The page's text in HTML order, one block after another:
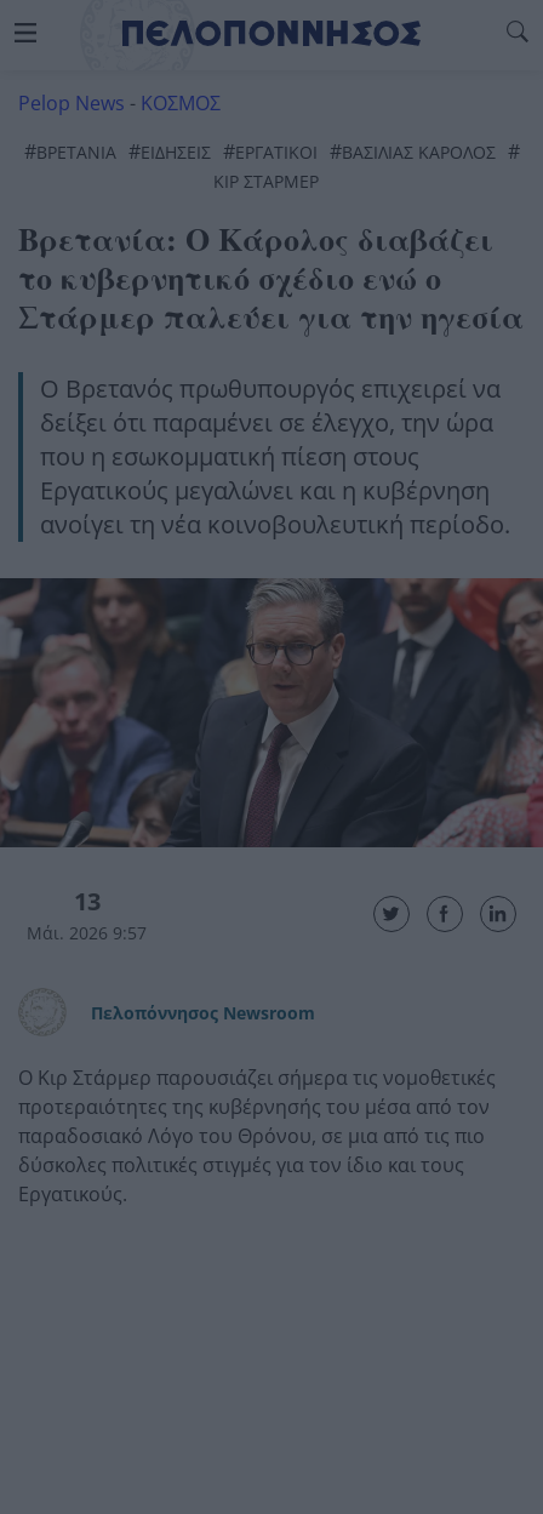
Pelop News - ΚΟΣΜΟΣ
#ΒΡΕΤΑΝΊΑ #ΕΙΔΗΣΕΙΣ #ΕΡΓΑΤΙΚΟΊ #ΒΑΣΙΛΙΆΣ ΚΆΡΟΛΟΣ #
ΚΙΡ ΣΤΑΡΜΕΡ
Βρετανία: Ο Κάρολος διαβάζει
το κυβερνητικό σχέδιο ενώ ο
Στάρμερ παλεύει για την ηγεσία
Ο Βρετανός πρωθυπουργός επιχειρεί να
δείξει ότι παραμένει σε έλεγχο, την ώρα
που η εσωκομματική πίεση στους
Εργατικούς μεγαλώνει και η κυβέρνηση
ανοίγει τη νέα κοινοβουλευτική περίοδο.
13
Μάι. 2026 9:57
Πελοπόννησος Newsroom
Ο Κιρ Στάρμερ παρουσιάζει σήμερα τις νομοθετικές
προτεραιότητες της κυβέρνησής του μέσα από τον
παραδοσιακό Λόγο του Θρόνου, σε μια από τις πιο
δύσκολες πολιτικές στιγμές για τον ίδιο και τους
Εργατικούς.